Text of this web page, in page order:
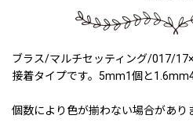
ブラス/マルチセッティング/017/
接着タイプです。5mm1個と
個数により色が揃わない場合があり